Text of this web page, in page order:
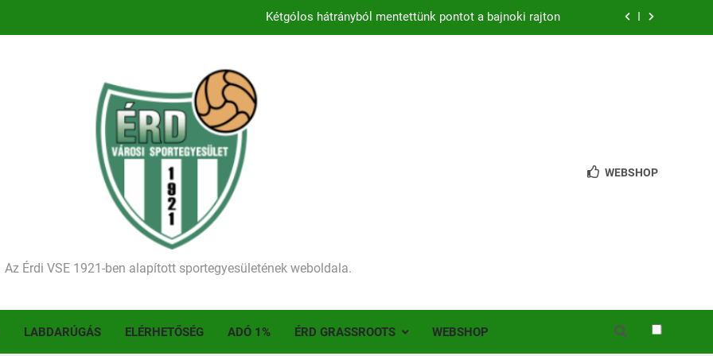
Kétgólos hátrányból mentettünk pontot a bajnoki rajton
Történelmet írt az I. Érdi Football Fesztivál – több mint 200 játékos lépett pályára Érden
Ellenfelünk visszalépése miatt játék nélkül jutottunk tovább a MOL Magyar Kupában
Kezdődik a 2026–2027-es szezon – hazai pályán rajtol az Érdi VSE!
Történelmet írt az I. Érdi Football Fesztivál – több mint 200 játékos lépett pályára Érden
Az Érdi VSE 1921-ben alapított sportegyesületének weboldala.
WEBSHOP
LABDARÚGÁS ELÉRHETŐSÉG ADÓ 1% ÉRD GRASSROOTS WEBSHOP